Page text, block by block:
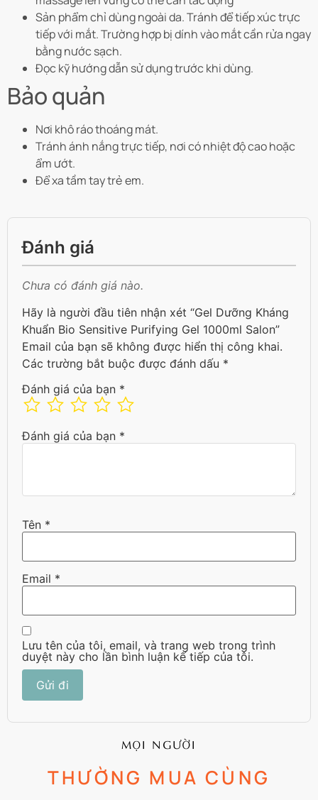
Sản phẩm chỉ dùng ngoài da. Tránh để tiếp xúc trực
tiếp với mắt. Trường hợp bị dính vào mắt cần rửa ngay
bằng nước sạch.
Đọc kỹ hướng dẫn sử dụng trước khi dùng.
Bảo quản
Nơi khô ráo thoáng mát.
Tránh ánh nắng trực tiếp, nơi có nhiệt độ cao hoặc
ẩm ướt.
Để xa tầm tay trẻ em.
Đánh giá
Chưa có đánh giá nào.
Hãy là người đầu tiên nhận xét “Gel Dưỡng Kháng
Khuẩn Bio Sensitive Purifying Gel 1000ml Salon”
Email của bạn sẽ không được hiển thị công khai.
Các trường bắt buộc được đánh dấu *
Đánh giá của bạn *
Đánh giá của bạn *
Tên *
Email *
Lưu tên của tôi, email, và trang web trong trình
duyệt này cho lần bình luận kế tiếp của tôi.
MỌI NGƯỜI
THƯỜNG MUA CÙNG